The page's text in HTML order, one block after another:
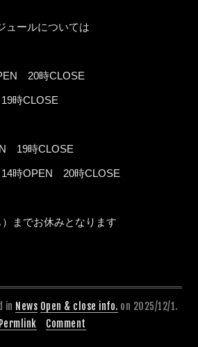
ュールについては
20時CLOSE
時CLOSE
19時CLOSE
時OPEN 20時CLOSE
までお休みとなります
in News Open & close info. on 2025/12/1.
Permlink
Comment